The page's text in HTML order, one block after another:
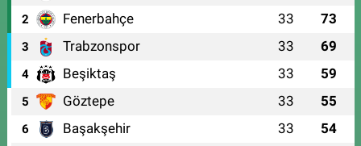
2 Fenerbahçe 33 73
3 Trabzonspor 33 69
4 Beşiktaş 33 59
5 Göztepe 33 55
6 Başakşehir 33 54